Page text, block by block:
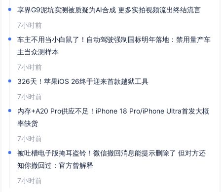
享界G9泥坑实测被质疑为AI合成 更多实拍视频流出终结流言
7小时前
车主不用当小白鼠了！自动驾驶强制国标明年落地：禁用量产车
主当众测样本
7小时前
326天！苹果iOS 26终于迎来首款越狱工具
7小时前
内存+A20 Pro供应不足！iPhone 18 Pro/iPhone Ultra首发大概
率缺货
7小时前
被吐槽电子版掩耳盗铃！微信撤回消息能提示删除了 但对方还
知你撤回过：官方曾解释
7小时前